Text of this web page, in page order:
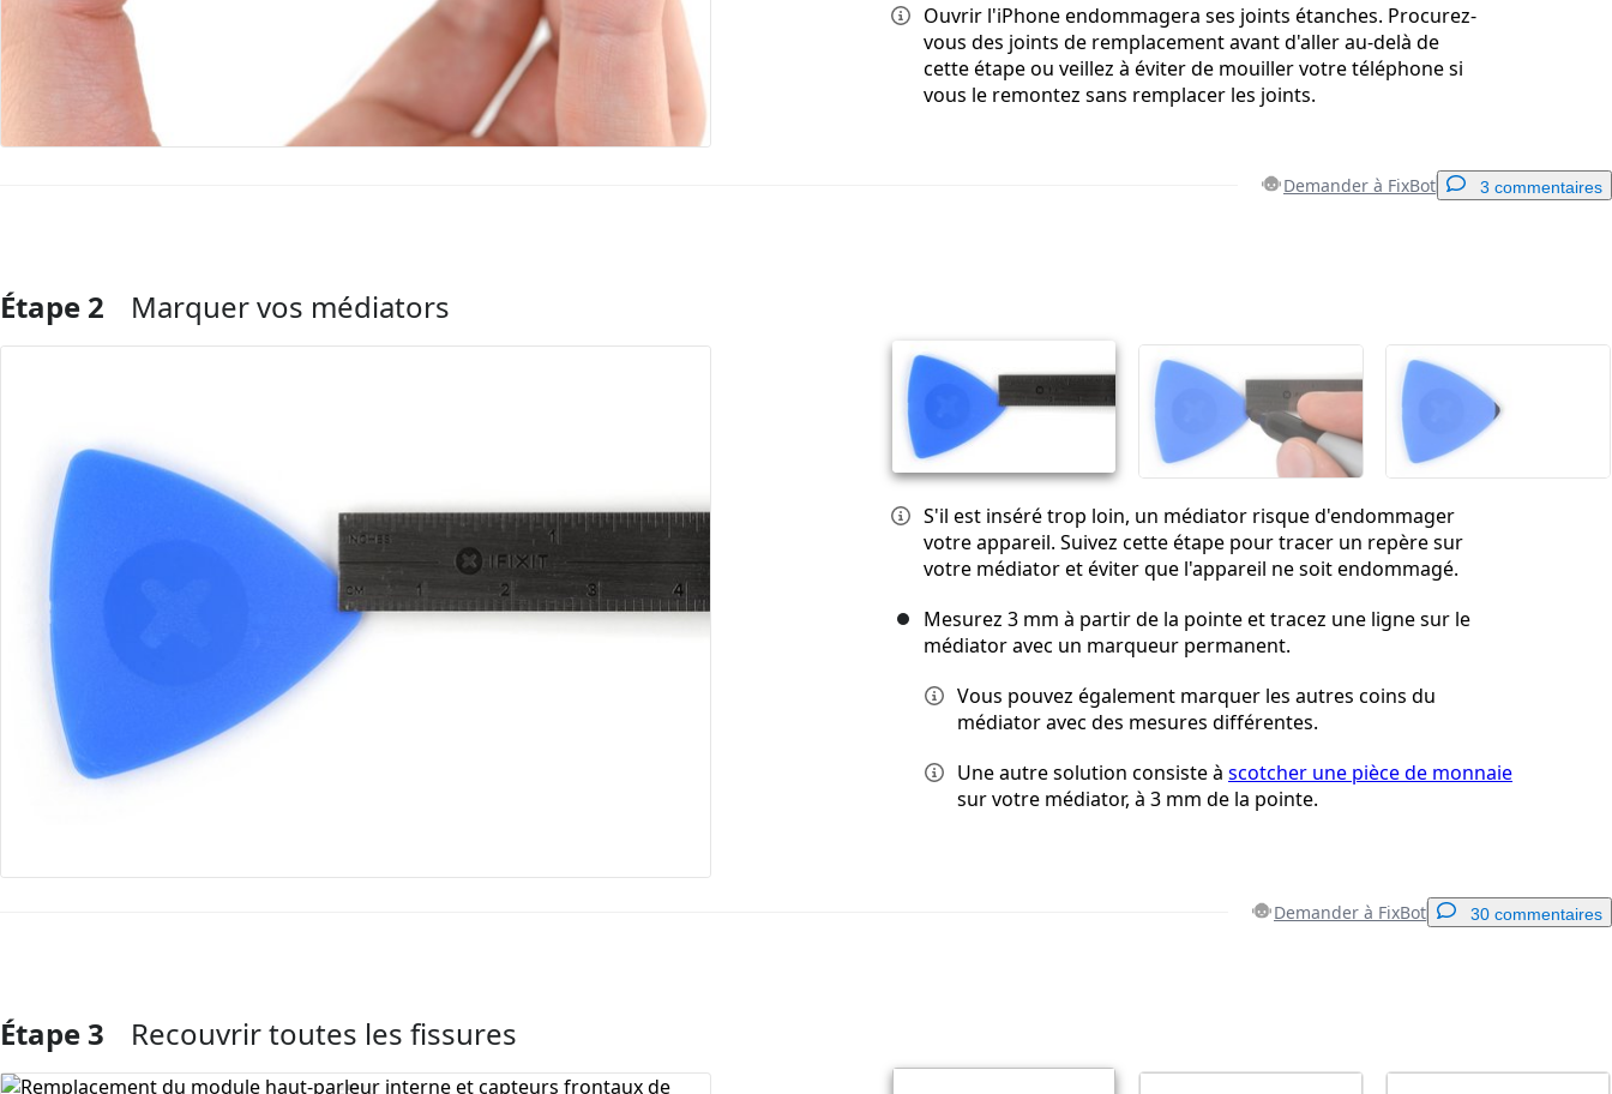
Ouvrir l'iPhone endommagera ses joints étanches. Procurez-
vous des joints de remplacement avant d'aller au-delà de
cette étape ou veillez à éviter de mouiller votre téléphone si
vous le remontez sans remplacer les joints.
Demander à FixBot 3 commentaires
Ajouter un commentaire
Annuler Publier un commentaire
Étape 2 Marquer vos médiators
S'il est inséré trop loin, un médiator risque d'endommager
votre appareil. Suivez cette étape pour tracer un repère sur
votre médiator et éviter que l'appareil ne soit endommagé.
Mesurez 3 mm à partir de la pointe et tracez une ligne sur le
médiator avec un marqueur permanent.
Vous pouvez également marquer les autres coins du
médiator avec des mesures différentes.
Une autre solution consiste à scotcher une pièce de monnaie
sur votre médiator, à 3 mm de la pointe.
Demander à FixBot 30 commentaires
Ajouter un commentaire
Étape 3 Recouvrir toutes les fissures